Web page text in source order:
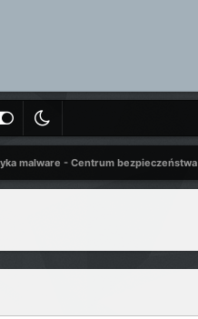
malware - Centrum bezpieczeństwa